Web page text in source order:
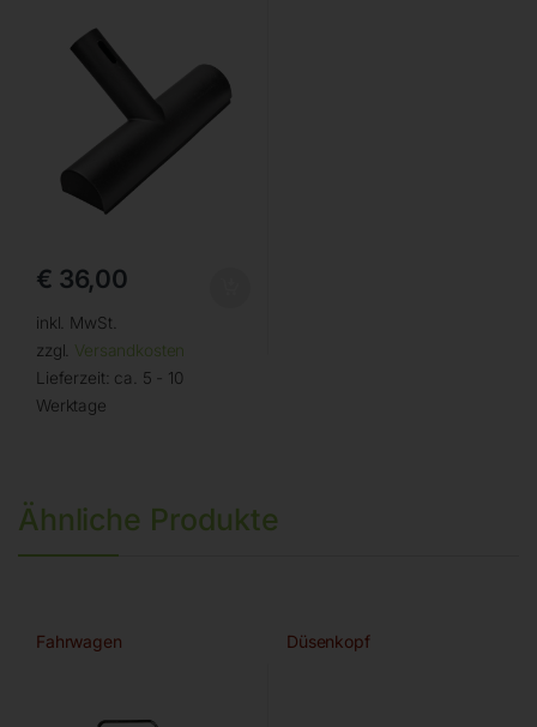
€ 36,00
inkl. MwSt.
zzgl. Versandkosten
Lieferzeit: ca. 5 - 10
Werktage
Ähnliche Produkte
Fahrwagen Düsenkopf